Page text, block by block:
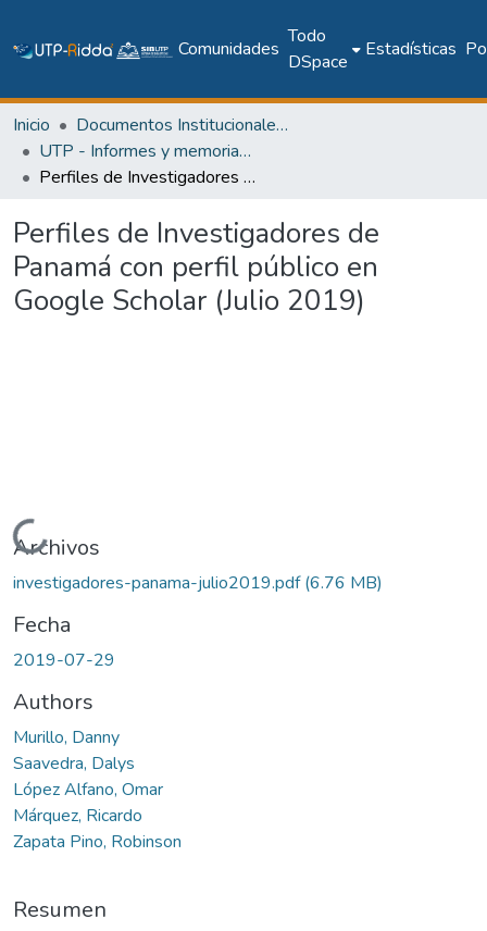
Comunidades
Todo
DSpace
Estadísticas
Inicio
Documentos Institucionales y Memoria Universitaria
UTP - Informes y memorias institucionales
Perfiles de Investigadores de Panamá con perfil público en Google Scholar (Julio 2019)
Perfiles de Investigadores de
Panamá con perfil público en
Google Scholar (Julio 2019)
Cargando...
Archivos
investigadores-panama-julio2019.pdf(6.76 MB)
Fecha
2019-07-29
Authors
Murillo, Danny
Saavedra, Dalys
López Alfano, Omar
Márquez, Ricardo
Zapata Pino, Robinson
Resumen